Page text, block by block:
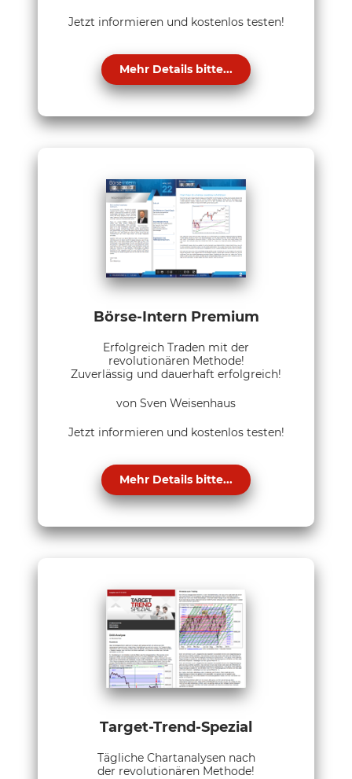
Jetzt informieren und kostenlos testen!
Mehr Details bitte...
Börse-Intern Premium
Erfolgreich Traden mit der
revolutionären Methode!
Zuverlässig und dauerhaft erfolgreich!
von Sven Weisenhaus
Jetzt informieren und kostenlos testen!
Mehr Details bitte...
Target-Trend-Spezial
Tägliche Chartanalysen nach
der revolutionären Methode!